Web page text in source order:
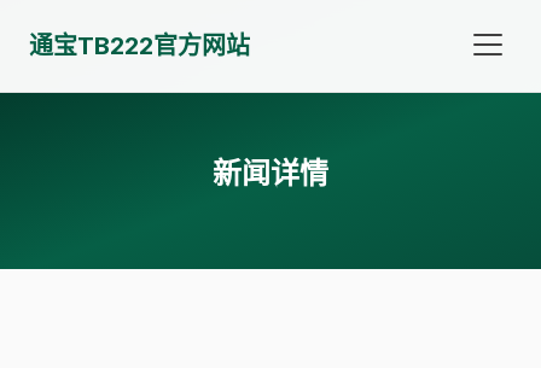
通宝TB222官方网站
新闻详情